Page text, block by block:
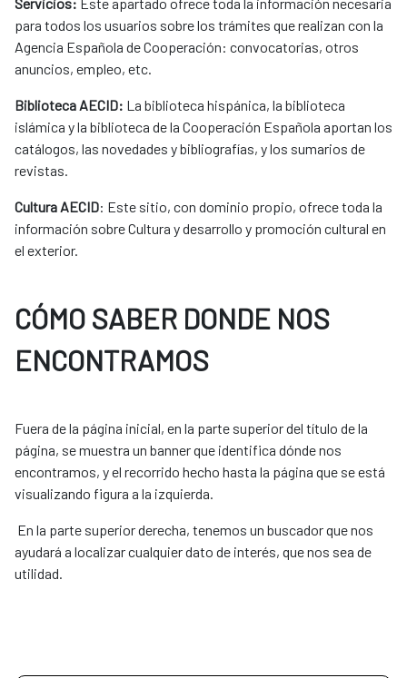
para todos los usuarios sobre los trámites que realizan con la
Agencia Española de Cooperación: convocatorias, otros
anuncios, empleo, etc.
Biblioteca AECID: La biblioteca hispánica, la biblioteca
islámica y la biblioteca de la Cooperación Española aportan los
catálogos, las novedades y bibliografías, y los sumarios de
revistas.
Cultura AECID: Este sitio, con dominio propio, ofrece toda la
información sobre Cultura y desarrollo y promoción cultural en
el exterior.
CÓMO SABER DONDE NOS
ENCONTRAMOS
Fuera de la página inicial, en la parte superior del título de la
página, se muestra un banner que identifica dónde nos
encontramos, y el recorrido hecho hasta la página que se está
visualizando figura a la izquierda.
En la parte superior derecha, tenemos un buscador que nos
ayudará a localizar cualquier dato de interés, que nos sea de
utilidad.